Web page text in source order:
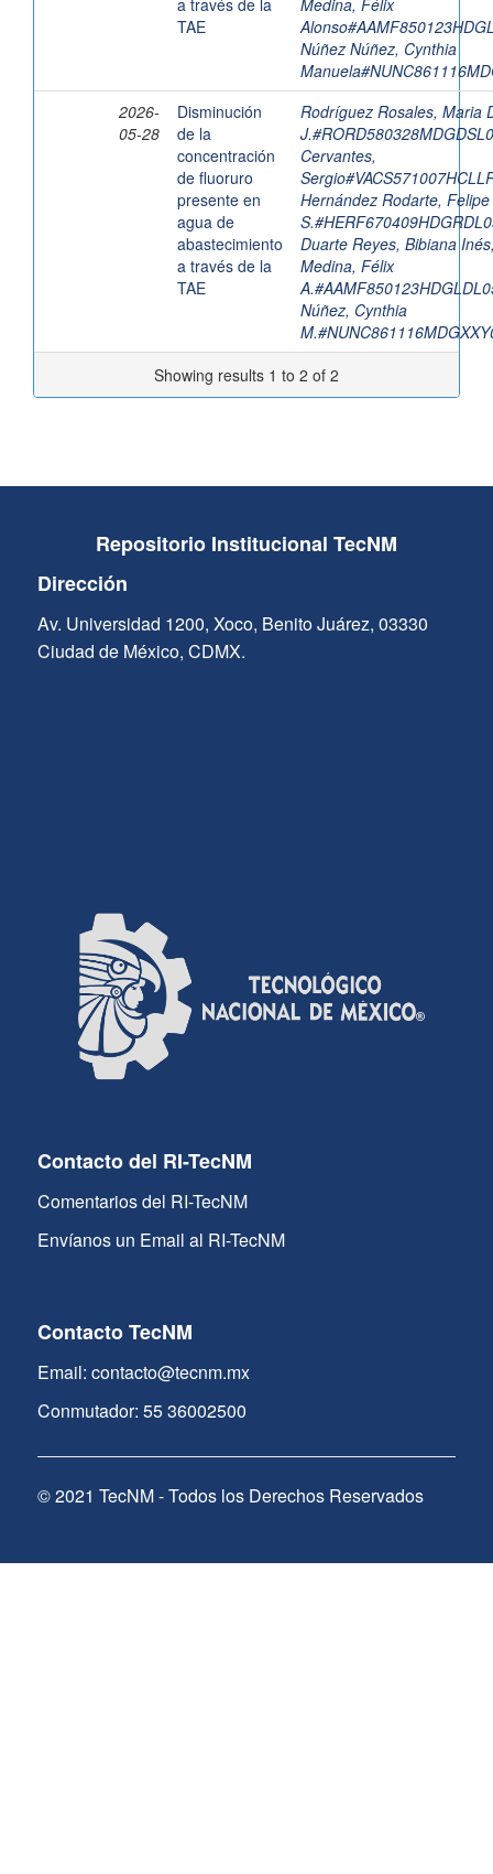
a través de la
TAE
Medina, Félix
Núñez Núñez, Cynthia
2026-
05-28
Disminución
de la
concentración
de fluoruro
presente en
agua de
abastecimiento
a través de la
TAE
Rodríguez Rosales, Maria
Cervantes,
Hernández Rodarte, Felipe
Duarte Reyes, Bibiana Inés
Medina, Félix
Núñez, Cynthia
Showing results 1 to 2 of 2
Repositorio Institucional TecNM
Dirección
Av. Universidad 1200, Xoco, Benito Juárez, 03330
Ciudad de México, CDMX.
Contacto del RI-TecNM
Comentarios del RI-TecNM
Envíanos un Email al RI-TecNM
Contacto TecNM
Email: contacto@tecnm.mx
Conmutador: 55 36002500
© 2021 TecNM - Todos los Derechos Reservados